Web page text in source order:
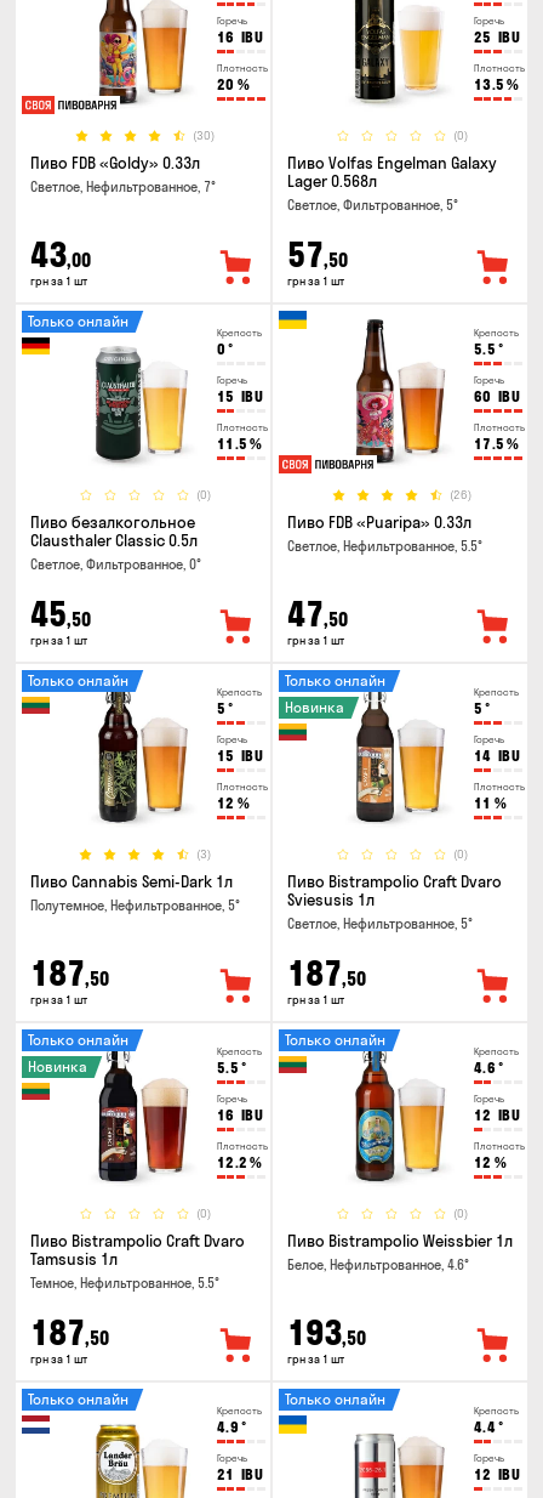
Горечь
16 IBU
Плотность
20 %
(30)
Пиво FDB «Goldy» 0.33л
Светлое, Нефильтрованное, 7°
43,00
грн за 1 шт
Горечь
25 IBU
Плотность
13.5 %
(0)
Пиво Volfas Engelman Galaxy
Lager 0.568л
Светлое, Фильтрованное, 5°
57,50
грн за 1 шт
Крепость
0 °
Горечь
15 IBU
Плотность
11.5 %
(0)
Только онлайн
Пиво безалкогольное
Clausthaler Classic 0.5л
Светлое, Фильтрованное, 0°
45,50
грн за 1 шт
Крепость
5.5 °
Горечь
60 IBU
Плотность
17.5 %
(26)
Пиво FDB «Puaripa» 0.33л
Светлое, Нефильтрованное, 5.5°
47,50
грн за 1 шт
Крепость
5 °
Горечь
15 IBU
Плотность
12 %
(3)
Только онлайн
Пиво Cannabis Semi-Dark 1л
Полутемное, Нефильтрованное, 5°
187,50
грн за 1 шт
Крепость
5 °
Горечь
14 IBU
Плотность
11 %
(0)
Только онлайн
Новинка
Пиво Bistrampolio Craft Dvaro
Sviesusis 1л
Светлое, Нефильтрованное, 5°
187,50
грн за 1 шт
Крепость
5.5 °
Горечь
16 IBU
Плотность
12.2 %
(0)
Только онлайн
Новинка
Пиво Bistrampolio Craft Dvaro
Tamsusis 1л
Темное, Нефильтрованное, 5.5°
187,50
грн за 1 шт
Крепость
4.6 °
Горечь
12 IBU
Плотность
12 %
(0)
Только онлайн
Пиво Bistrampolio Weissbier 1л
Белое, Нефильтрованное, 4.6°
193,50
грн за 1 шт
Крепость
4.9 °
Горечь
21 IBU
Только онлайн
Крепость
4.4°
Горечь
12 IBU
Только онлайн